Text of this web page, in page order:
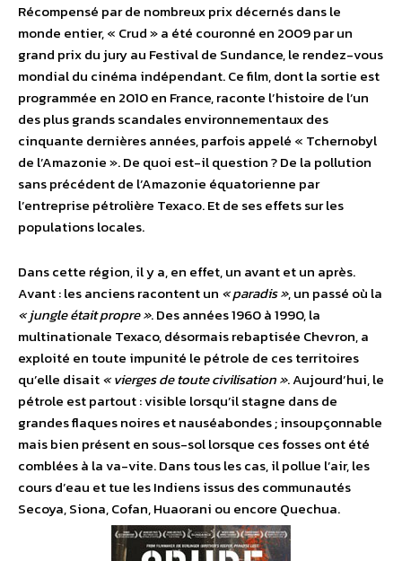
Récompensé par de nombreux prix décernés dans le
monde entier, « Crud » a été couronné en 2009 par un
grand prix du jury au Festival de Sundance, le rendez-vous
mondial du cinéma indépendant. Ce film, dont la sortie est
programmée en 2010 en France, raconte l’histoire de l’un
des plus grands scandales environnementaux des
cinquante dernières années, parfois appelé « Tchernobyl
de l’Amazonie ». De quoi est-il question ? De la pollution
sans précédent de l’Amazonie équatorienne par
l’entreprise pétrolière Texaco. Et de ses effets sur les
populations locales.
Dans cette région, il y a, en effet, un avant et un après.
Avant : les anciens racontent un « paradis », un passé où la
« jungle était propre ». Des années 1960 à 1990, la
multinationale Texaco, désormais rebaptisée Chevron, a
exploité en toute impunité le pétrole de ces territoires
qu’elle disait« vierges de toute civilisation ». Aujourd’hui, le
pétrole est partout : visible lorsqu’il stagne dans de
grandes flaques noires et nauséabondes ; insoupçonnable
mais bien présent en sous-sol lorsque ces fosses ont été
comblées à la va-vite. Dans tous les cas, il pollue l’air, les
cours d’eau et tue les Indiens issus des communautés
Secoya, Siona, Cofan, Huaorani ou encore Quechua.